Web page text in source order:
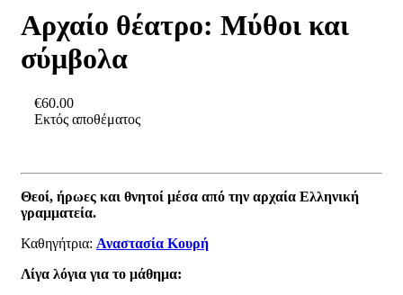
Αρχαίο θέατρο: Μύθοι και
σύμβολα
€60.00
Εκτός αποθέματος
Θεοί, ήρωες και θνητοί μέσα από την αρχαία Ελληνική
γραμματεία.
Καθηγήτρια: Αναστασία Κουρή
Λίγα λόγια για το μάθημα: